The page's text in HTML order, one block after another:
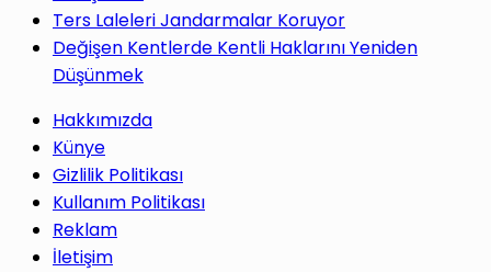
Ters Laleleri Jandarmalar Koruyor
Değişen Kentlerde Kentli Haklarını Yeniden
Düşünmek
Hakkımızda
Künye
Gizlilik Politikası
Kullanım Politikası
Reklam
İletişim